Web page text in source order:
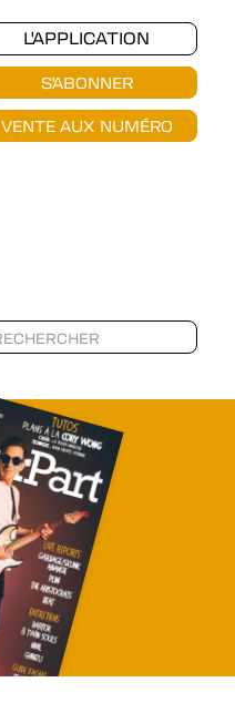
L'APPLICATION
S'ABONNER
VENTE AUX NUMÉRO